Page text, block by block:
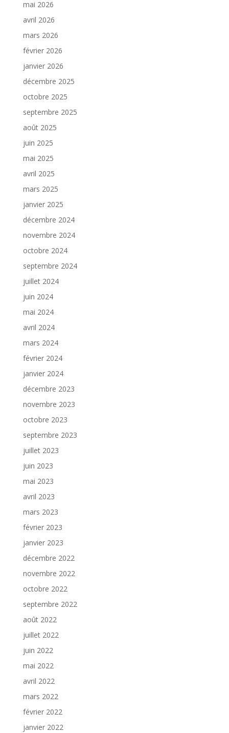
mai 2026
avril 2026
mars 2026
février 2026
janvier 2026
décembre 2025
octobre 2025
septembre 2025
août 2025
juin 2025
mai 2025
avril 2025
mars 2025
janvier 2025
décembre 2024
novembre 2024
octobre 2024
septembre 2024
juillet 2024
juin 2024
mai 2024
avril 2024
mars 2024
février 2024
janvier 2024
décembre 2023
novembre 2023
octobre 2023
septembre 2023
juillet 2023
juin 2023
mai 2023
avril 2023
mars 2023
février 2023
janvier 2023
décembre 2022
novembre 2022
octobre 2022
septembre 2022
août 2022
juillet 2022
juin 2022
mai 2022
avril 2022
mars 2022
février 2022
janvier 2022